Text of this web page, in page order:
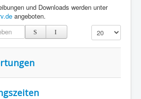
und Downloads werden unter
angeboten.
Anzeige #